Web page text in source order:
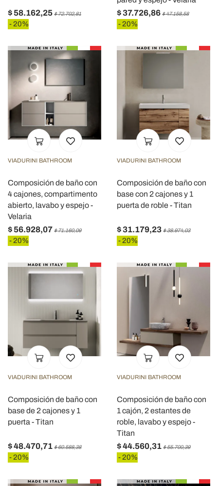
$ 58.162,25 $ 72.702,81
- 20%
$ 37.726,86 $ 47.158,58
- 20%
VIADURINI BATHROOM
Composición de baño con
4 cajones, compartimento
abierto, lavabo y espejo -
Velaria
$ 56.928,07 $ 71.160,09
- 20%
VIADURINI BATHROOM
Composición de baño con
base con 2 cajones y 1
puerta de roble - Titan
$ 31.179,23 $ 38.974,03
- 20%
VIADURINI BATHROOM
Composición de baño con
base de 2 cajones y 1
puerta - Titan
$ 48.470,71 $ 60.588,38
- 20%
VIADURINI BATHROOM
Composición de baño con
1 cajón, 2 estantes de
roble, lavabo y espejo -
Titan
$ 44.560,31 $ 55.700,39
- 20%